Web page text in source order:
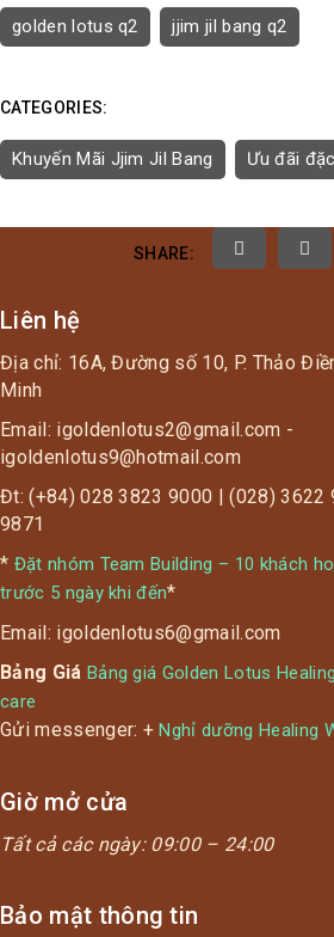
golden lotus q2 jjim jil bang q2
CATEGORIES:
Khuyến Mãi Jjim Jil Bang Ưu đãi
SHARE:
Liên hệ
Địa chỉ: 16A, Đường số 10, P. Thảo
Minh
Email: igoldenlotus2@gmail.com -
igoldenlotus9@hotmail.com
Đt: (+84) 028 3823 9000 | (028) 3622
9871
* Đặt nhóm Team Building – 10 khách
trước 5 ngày khi đến*
Email: igoldenlotus6@gmail.com
Bảng Giá Bảng giá Golden Lotus
care
Gửi messenger: +Nghỉ dưỡng Healing
Giờ mở cửa
Tất cả các ngày: 09:00 – 24:00
Bảo mật thông tin